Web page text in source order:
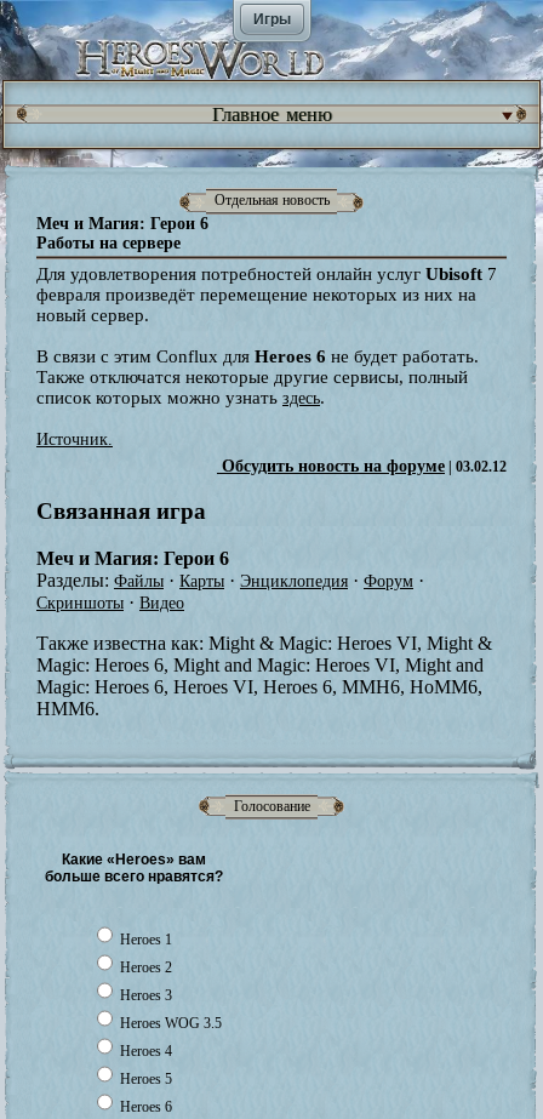
Игры
Голосование
Какие «Heroes» вам
больше всего нравятся?
Heroes 1
Heroes 2
Heroes 3
Heroes WOG 3.5
Heroes 4
Heroes 5
Heroes 6
Главное меню
Отдельная новость
Меч и Магия: Герои 6
Работы на сервере
Для удовлетворения потребностей онлайн услуг Ubisoft 7
февраля произведёт перемещение некоторых из них на
новый сервер.
В связи с этим Conflux для Heroes 6 не будет работать.
Также отключатся некоторые другие сервисы, полный
список которых можно узнать здесь.
Источник.
Обсудить новость на форуме | 03.02.12
Связанная игра
Меч и Магия: Герои 6
Разделы: Файлы · Карты · Энциклопедия · Форум ·
Скриншоты · Видео
Также известна как: Might & Magic: Heroes VI, Might &
Magic: Heroes 6, Might and Magic: Heroes VI, Might and
Magic: Heroes 6, Heroes VI, Heroes 6, MMH6, HoMM6,
HMM6.